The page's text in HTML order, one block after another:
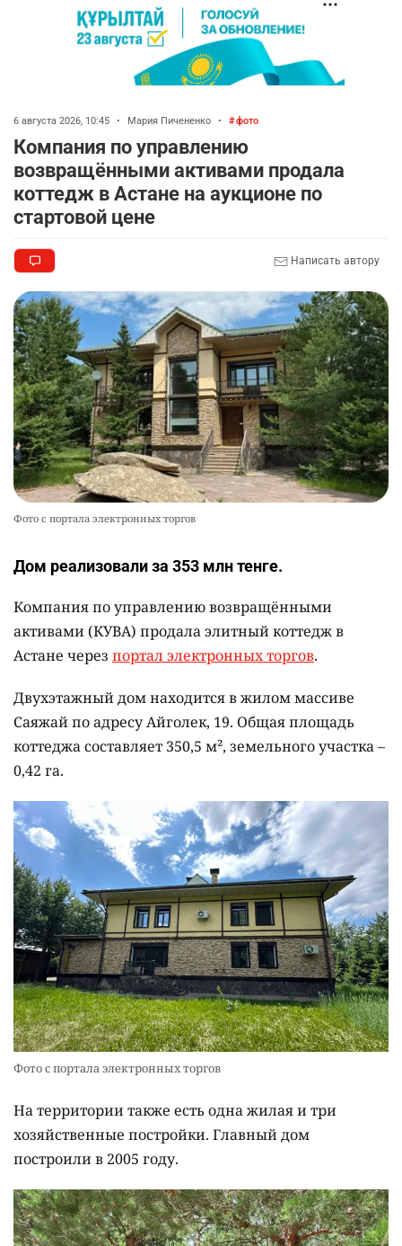
6 августа 2026, 10:45 • Мария Пичененко • фото
Компания по управлению
возвращёнными активами продала
коттедж в Астане на аукционе по
стартовой цене
Написать автору
Фото с портала электронных торгов
Дом реализовали за 353 млн тенге.
Компания по управлению возвращёнными
активами (КУВА) продала элитный коттедж в
Астане через портал электронных торгов.
Двухэтажный дом находится в жилом массиве
Саяжай по адресу Айголек, 19. Общая площадь
коттеджа составляет 350,5 м², земельного участка –
0,42 га.
Фото с портала электронных торгов
На территории также есть одна жилая и три
хозяйственные постройки. Главный дом
построили в 2005 году.